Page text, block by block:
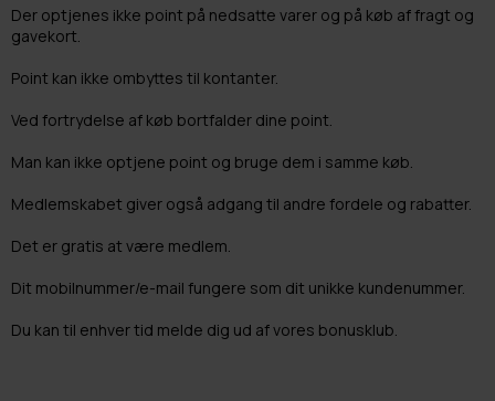
Der optjenes ikke point på nedsatte varer og på køb af fragt og
gavekort.
Point kan ikke ombyttes til kontanter.
Ved fortrydelse af køb bortfalder dine point.
Man kan ikke optjene point og bruge dem i samme køb.
Medlemskabet giver også adgang til andre fordele og rabatter.
Det er gratis at være medlem.
Dit mobilnummer/e-mail fungere som dit unikke kundenummer.
Du kan til enhver tid melde dig ud af vores bonusklub.